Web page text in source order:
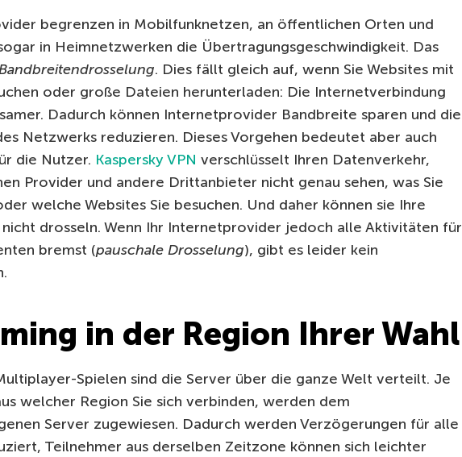
begrenzen in Mobilfunknetzen, an öffentlichen Orten und
in Heimnetzwerken die Übertragungsgeschwindigkeit. Das
. Dies fällt gleich auf, wenn Sie Websites mit
oder große Dateien herunterladen: Die Internetverbindung
Dadurch können Internetprovider Bandbreite sparen und die
Netzwerks reduzieren. Dieses Vorgehen bedeutet aber auch
die Nutzer. Kaspersky VPN verschlüsselt Ihren Datenverkehr,
Provider und andere Drittanbieter nicht genau sehen, was Sie
welche Websites Sie besuchen. Und daher können sie Ihre
drosseln. Wenn Ihr Internetprovider jedoch alle Aktivitäten für
bremst (pauschale Drosselung), gibt es leider kein
in der Region Ihrer Wahl
Spielen sind die Server über die ganze Welt verteilt. Je
welcher Region Sie sich verbinden, werden dem
Server zugewiesen. Dadurch werden Verzögerungen für alle
Teilnehmer aus derselben Zeitzone können sich leichter